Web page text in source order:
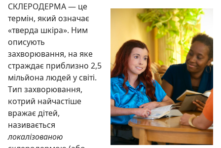
СКЛЕРОДЕРМА — це
термін, який означає
«тверда шкіра». Ним
описують
захворювання, на яке
страждає приблизно 2,5
мільйона людей у світі.
Тип захворювання,
котрий найчастіше
вражає дітей,
називається
локалізованою